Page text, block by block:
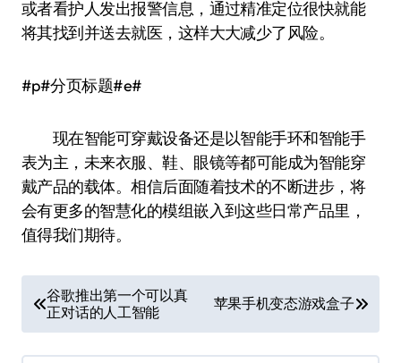
或者看护人发出报警信息，通过精准定位很快就能
将其找到并送去就医，这样大大减少了风险。
#p#分页标题#e#
现在智能可穿戴设备还是以智能手环和智能手
表为主，未来衣服、鞋、眼镜等都可能成为智能穿
戴产品的载体。相信后面随着技术的不断进步，将
会有更多的智慧化的模组嵌入到这些日常产品里，
值得我们期待。
章
导
谷歌推出第一个可以真
正对话的人工智能
苹果手机变态游戏盒子